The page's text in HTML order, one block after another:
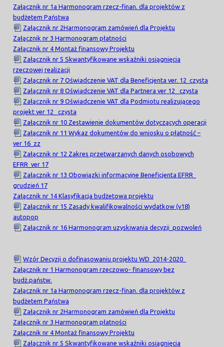
Załącznik nr 1a Harmonogram rzecz-finan. dla projektów z
budżetem Państwa
Załącznik nr 2Harmonogram zamówień dla Projektu
Załącznik nr 3 Harmonogram płatności
Załącznik nr 4 Montaż finansowy Projektu
Załącznik nr 5 Skwantyfikowane wskaźniki osiągnięcia
rzeczowej realizacji
Załącznik nr 7 Oświadczenie VAT dla Beneficjenta ver. 12_czysta
Załącznik nr 8 Oświadczenie VAT dla Partnera ver 12_ czysta
Załącznik nr 9 Oświadczenie VAT dla Podmiotu realizującego
projekt ver 12_ czysta
Załącznik nr 10 Zestawienie dokumentów dotyczących operacji
Załącznik nr 11 Wykaz dokumentów do wniosku o płatność –
ver 16_zz
Załącznik nr 12 Zakres przetwarzanych danych osobowych
EFRR_ver 17
Załącznik nr 13 Obowiązki informacyjne Beneficjenta EFRR_
grudzień 17
Załącznik nr 14 Klasyfikacja budżetowa projektu
Załącznik nr 15 Zasady kwalifikowalności wydatkow (v18)
autopop
Załącznik nr 16 Harmonogram uzyskiwania decyzji_pozwoleń
Wzór Decyzji o dofinasowaniu projektu WD_2014-2020_
Załącznik nr 1 Harmonogram rzeczowo- finansowy bez
budż.państw.
Załącznik nr 1a Harmonogram rzecz-finan. dla projektów z
budżetem Państwa
Załącznik nr 2Harmonogram zamówień dla Projektu
Załącznik nr 3 Harmonogram płatności
Załącznik nr 4 Montaż finansowy Projektu
Załącznik nr 5 Skwantyfikowane wskaźniki osiągnięcia